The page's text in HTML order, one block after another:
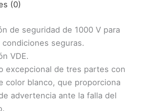
(0)
de seguridad de 1000 V para
condiciones seguras.
VDE.
excepcional de tres partes con
color blanco, que proporciona
advertencia ante la falla del